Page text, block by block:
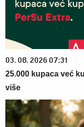
03. 08. 2026 07:31
25.000 kupaca već
više